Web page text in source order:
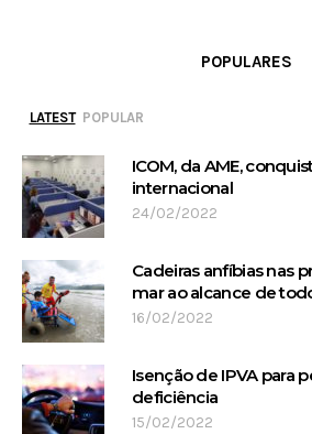
POPULARES
LATEST POPULAR
ICOM, da AME,
internacional
24/02/2022
Cadeiras anfíbias nas
mar ao alcance de
16/02/2022
Isenção de IPVA para
deficiência
15/02/2022